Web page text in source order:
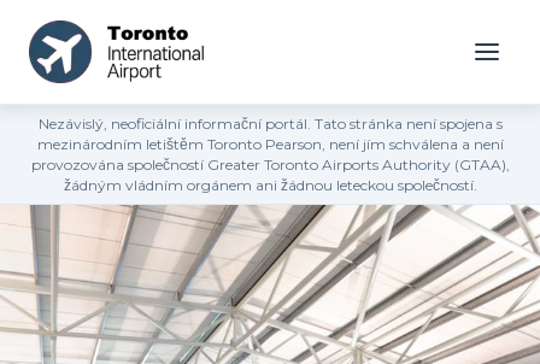
Nezávislý, neoficiální informační portál. Tato stránka není spojena s
mezinárodním letištěm Toronto Pearson, není jím schválena a není
provozována společností Greater Toronto Airports Authority (GTAA),
žádným vládním orgánem ani žádnou leteckou společností.